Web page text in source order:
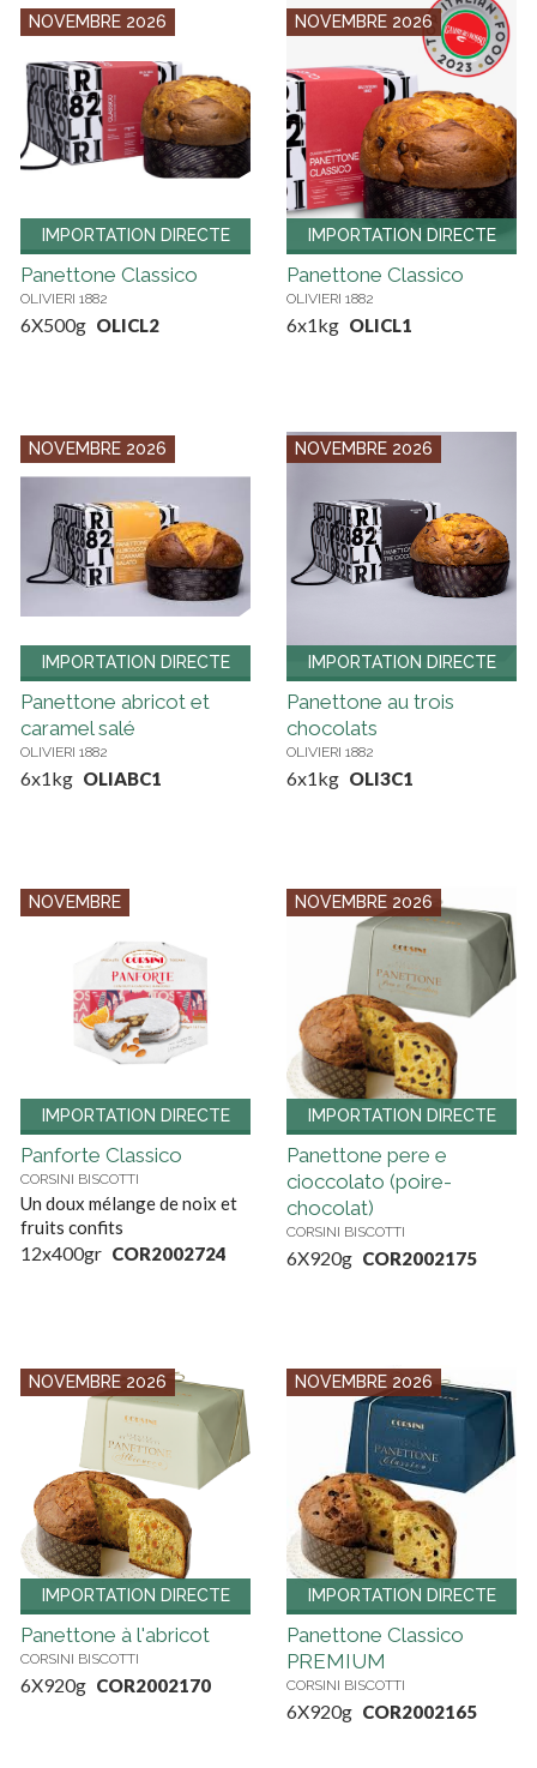
IMPORTATION DIRECTE
NOVEMBRE 2026
Panettone Classico
OLIVIERI 1882
6X500g OLICL2
IMPORTATION DIRECTE
NOVEMBRE 2026
Panettone Classico
OLIVIERI 1882
6x1kg OLICL1
IMPORTATION DIRECTE
NOVEMBRE 2026
Panettone abricot et
caramel salé
OLIVIERI 1882
6x1kg OLIABC1
IMPORTATION DIRECTE
NOVEMBRE 2026
Panettone au trois
chocolats
OLIVIERI 1882
6x1kg OLI3C1
IMPORTATION DIRECTE
NOVEMBRE
Panforte Classico
CORSINI BISCOTTI
Un doux mélange de noix et
fruits confits
12x400gr COR2002724
IMPORTATION DIRECTE
NOVEMBRE 2026
Panettone pere e
cioccolato (poire-
chocolat)
CORSINI BISCOTTI
6X920g COR2002175
IMPORTATION DIRECTE
NOVEMBRE 2026
Panettone à l'abricot
CORSINI BISCOTTI
6X920g COR2002170
IMPORTATION DIRECTE
NOVEMBRE 2026
Panettone Classico
PREMIUM
CORSINI BISCOTTI
6X920g COR2002165